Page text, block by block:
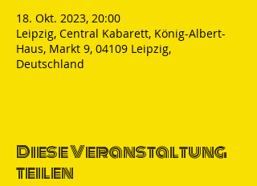
18. Okt. 2023, 20:00
Leipzig, Central Kabarett, König-Albert-
Haus, Markt 9, 04109 Leipzig,
Deutschland
Diese Veranstaltung
teilen